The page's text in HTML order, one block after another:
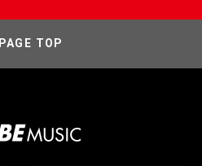
PAGE TOP